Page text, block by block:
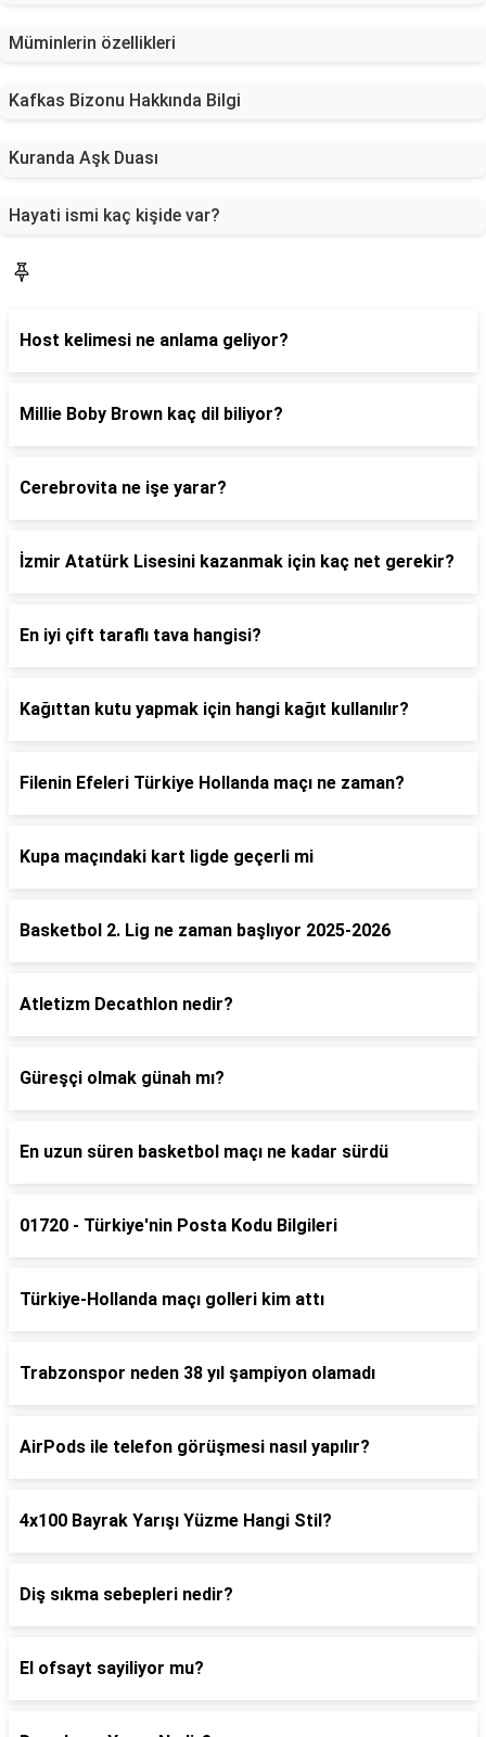
Müminlerin özellikleri
Kafkas Bizonu Hakkında Bilgi
Kuranda Aşk Duası
Hayati ismi kaç kişide var?
Host kelimesi ne anlama geliyor?
Millie Boby Brown kaç dil biliyor?
Cerebrovita ne işe yarar?
İzmir Atatürk Lisesini kazanmak için kaç net gerekir?
En iyi çift taraflı tava hangisi?
Kağıttan kutu yapmak için hangi kağıt kullanılır?
Filenin Efeleri Türkiye Hollanda maçı ne zaman?
Kupa maçındaki kart ligde geçerli mi
Basketbol 2. Lig ne zaman başlıyor 2025-2026
Atletizm Decathlon nedir?
Güreşçi olmak günah mı?
En uzun süren basketbol maçı ne kadar sürdü
01720 - Türkiye'nin Posta Kodu Bilgileri
Türkiye-Hollanda maçı golleri kim attı
Trabzonspor neden 38 yıl şampiyon olamadı
AirPods ile telefon görüşmesi nasıl yapılır?
4x100 Bayrak Yarışı Yüzme Hangi Stil?
Diş sıkma sebepleri nedir?
El ofsayt sayiliyor mu?